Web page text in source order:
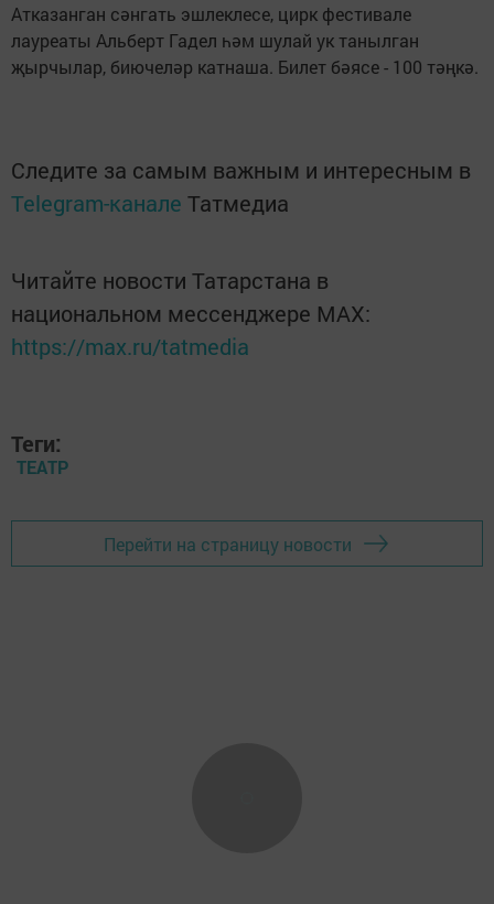
Атказанган сәнгать эшлеклесе, цирк фестивале
лауреаты Альберт Гадел һәм шулай ук танылган
җырчылар, биючеләр катнаша. Билет бәясе - 100 тәңкә.
Следите за самым важным и интересным в
Telegram-канале Татмедиа
Читайте новости Татарстана в
национальном мессенджере MАХ:
https://max.ru/tatmedia
Теги:
ТЕАТР
Перейти на страницу новости